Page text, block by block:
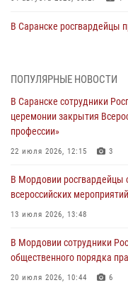
В Саранске росгвардейцы
нанесение побоев
03 августа 2026, 08:58
Сотрудники Росгвардии
03 августа 2026, 08:32 5
В Мордовии отметили День
03 августа 2026, 07:40
В Мордовии подведены
ПОПУЛЯРНЫЕ НОВОСТИ
В Саранске сотрудники
церемонии закрытия
профессии»
22 июля 2026, 12:15 3
В Мордовии росгвардейцы
всероссийских мероприятий
13 июля 2026, 13:48
В Мордовии сотрудники
общественного порядка
20 июля 2026, 10:44 6